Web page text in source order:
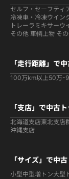
セルフ・セーフティ
冷凍車・冷凍ウイン
トレーラ ミキサーウ
その他 車輌上物 そ
「走行距離」で
100万km以上50万-
「支店」で中古
北海道支店東北支店
沖縄支店
「サイズ」で中
小型中型増トン大型